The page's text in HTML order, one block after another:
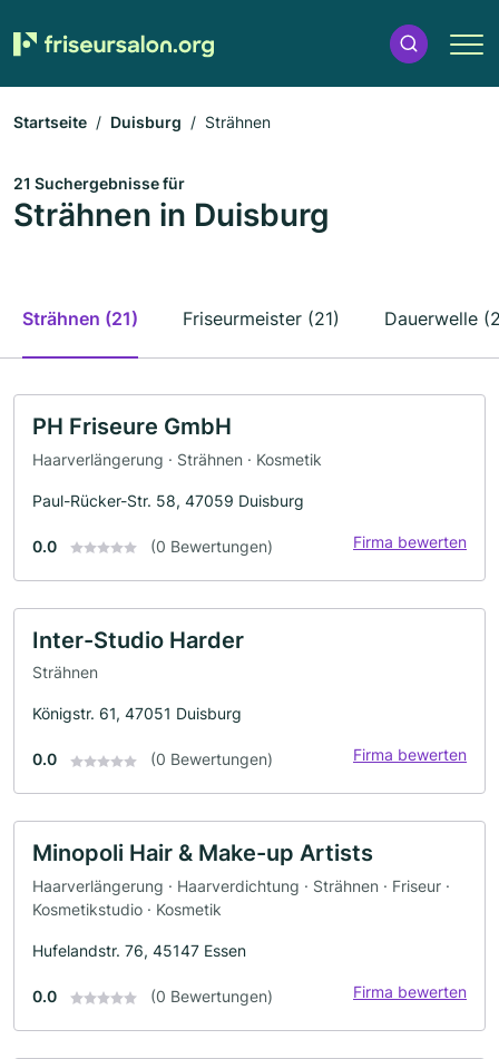
Startseite Duisburg Strähnen
21 Suchergebnisse für
Strähnen in Duisburg
Strähnen (21) Friseurmeister (21) Dauerwelle
PH Friseure GmbH
Haarverlängerung · Strähnen · Kosmetik
Paul-Rücker-Str. 58, 47059 Duisburg
0.0 (0 Bewertungen) Firma bewerten
Inter-Studio Harder
Strähnen
Königstr. 61, 47051 Duisburg
0.0 (0 Bewertungen) Firma bewerten
Minopoli Hair & Make-up Artists
Haarverlängerung · Haarverdichtung · Strähnen · Friseur ·
Kosmetikstudio · Kosmetik
Hufelandstr. 76, 45147 Essen
0.0 (0 Bewertungen) Firma bewerten